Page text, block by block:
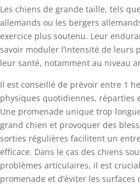
Les chiens de grande taille, tels
allemands ou les bergers
exercice plus soutenu. Leur
savoir moduler l’intensité de leurs
leur santé, notamment au niveau
Il est conseillé de prévoir entre 1
physiques quotidiennes, réparties
Une promenade unique trop
grand chien et provoquer des
sorties régulières facilitent un
efficace. Dans le cas des chiens
problèmes articulaires, il est
promenade et d’éviter les